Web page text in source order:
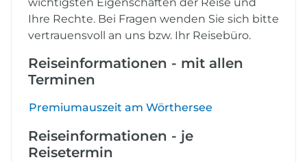
wichtigsten Eigenschaften der Reise und
Ihre Rechte. Bei Fragen wenden Sie sich bitte
vertrauensvoll an uns bzw. Ihr Reisebüro.
Reiseinformationen - mit allen
Terminen
Premiumauszeit am Wörthersee
Reiseinformationen - je
Reisetermin